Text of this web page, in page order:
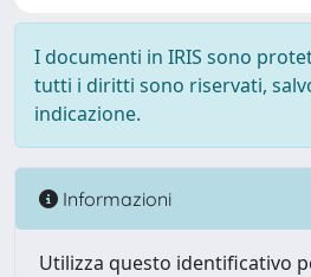
I documenti in IRIS sono
tutti i diritti sono riservati,
indicazione.
Informazioni
Utilizza questo identificativo